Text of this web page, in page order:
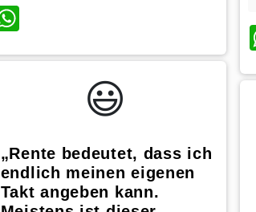
😃️
„Rente bedeutet, dass ich
endlich meinen eigenen
Takt angeben kann.